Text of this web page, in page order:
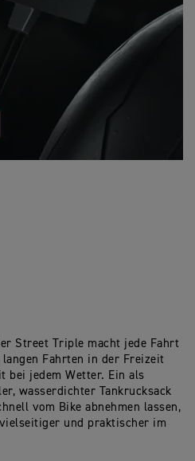
Street Triple macht jede Fahrt
langen Fahrten in der Freizeit
bei jedem Wetter. Ein als
wasserdichter Tankrucksack
vom Bike abnehmen lassen,
und praktischer im